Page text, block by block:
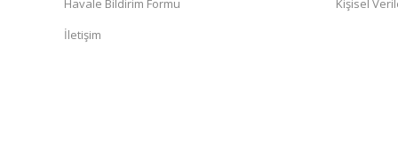
Havale Bildirim Formu
İletişim
Kişisel